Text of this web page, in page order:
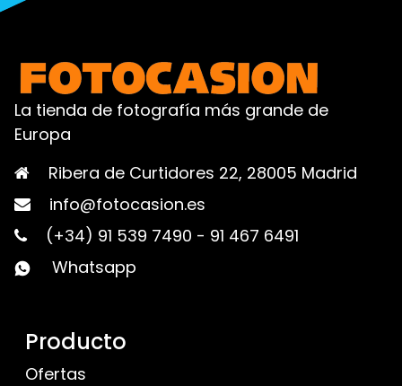
La tienda de fotografía más grande de
Europa
Ribera de Curtidores 22, 28005 Madrid
info@fotocasion.es
(+34) 91 539 7490 - 91 467 6491
Whatsapp
Producto
Ofertas